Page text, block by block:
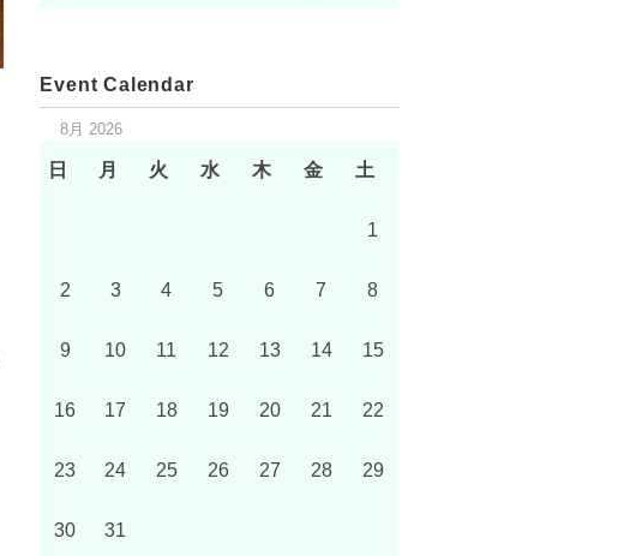
Event Calendar
8月 2026
日 月 火 水 木 金 土
1
2 3 4 5 6 7 8
9 10 11 12 13 14 15
16 17 18 19 20 21 22
23 24 25 26 27 28 29
30 31